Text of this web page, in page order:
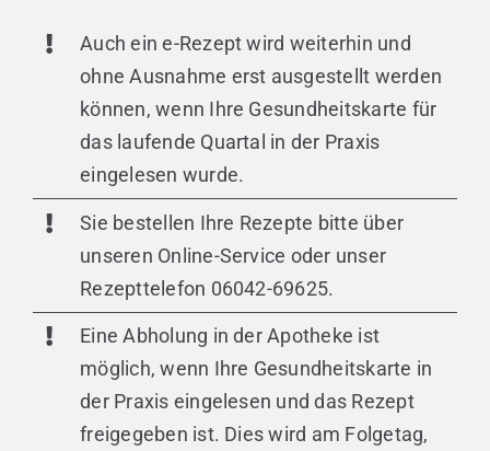
Auch ein e-Rezept wird weiterhin und
ohne Ausnahme erst ausgestellt werden
können, wenn Ihre Gesundheitskarte für
das laufende Quartal in der Praxis
eingelesen wurde.
Sie bestellen Ihre Rezepte bitte über
unseren Online-Service oder unser
Rezepttelefon 06042-69625.
Eine Abholung in der Apotheke ist
möglich, wenn Ihre Gesundheitskarte in
der Praxis eingelesen und das Rezept
freigegeben ist. Dies wird am Folgetag,